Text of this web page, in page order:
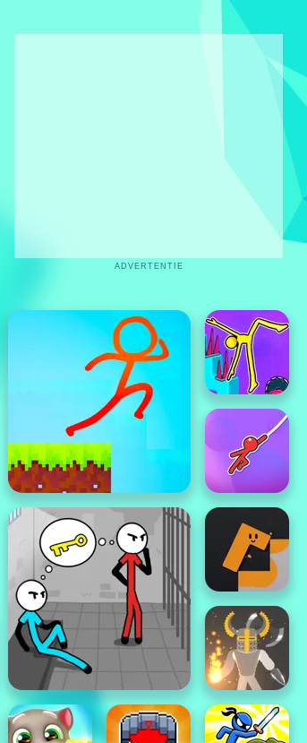
ADVERTENTIE